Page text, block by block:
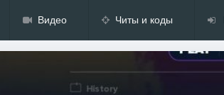
Видео Читы и коды